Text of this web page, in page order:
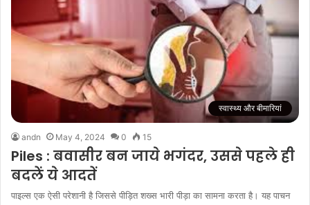
स्वास्थ्य और बीमारियां
andn May 4, 2024 0 15
Piles : बवासीर बन जाये भगंदर, उससे पहले ही
बदलें ये आदतें
पाइल्स एक ऐसी परेशानी है जिससे पीड़ित शख्स भारी पीड़ा का सामना करता है। यह पाचन